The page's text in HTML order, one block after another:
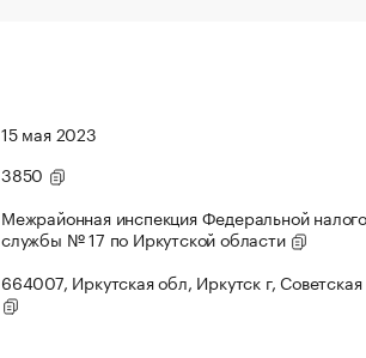
15 мая 2023
3850
Межрайонная инспекция Федеральной
службы № 17 по Иркутской области
664007, Иркутская обл, Иркутск г,